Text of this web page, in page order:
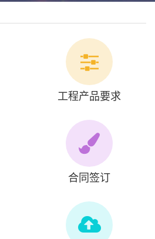
工程产品要求
合同签订